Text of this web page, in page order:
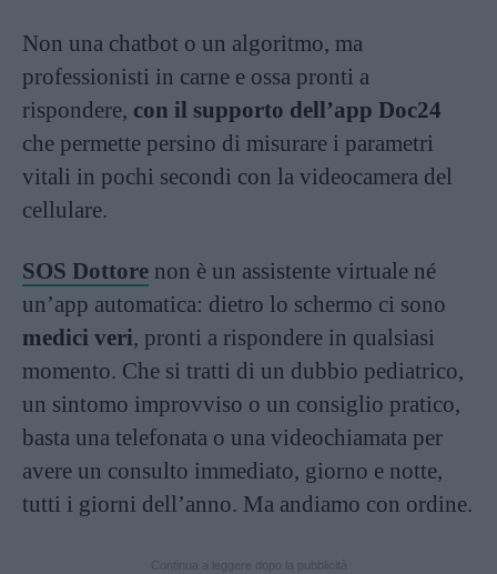
Non una chatbot o un algoritmo, ma
professionisti in carne e ossa pronti a
rispondere, con il supporto dell’app Doc24
che permette persino di misurare i parametri
vitali in pochi secondi con la videocamera del
cellulare.
SOS Dottore non è un assistente virtuale né
un’app automatica: dietro lo schermo ci sono
medici veri, pronti a rispondere in qualsiasi
momento. Che si tratti di un dubbio pediatrico,
un sintomo improvviso o un consiglio pratico,
basta una telefonata o una videochiamata per
avere un consulto immediato, giorno e notte,
tutti i giorni dell’anno. Ma andiamo con ordine.